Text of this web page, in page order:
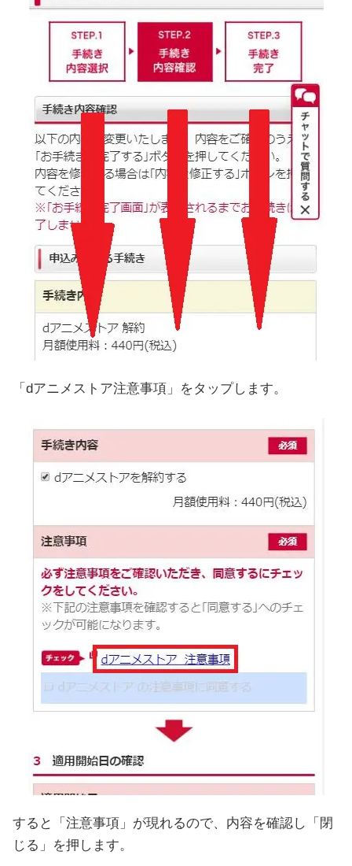
「dアニメストア注意事項」をタップします。
すると「注意事項」が現れるので、内容を確認し「閉
じる」を押します。